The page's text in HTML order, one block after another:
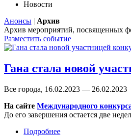
Новости
Анонсы | Архив
Архив мероприятий, посвященных
Разместить событие
Гана стала новой
Все города, 16.02.2023 — 26.02.2023
На сайте Международного
До его завершения остается две
Подробнее